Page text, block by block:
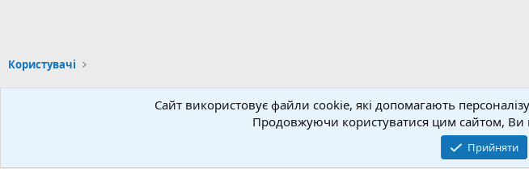
Користувачі
© 2020-2026
Сайт використовує файли cookie, які допомагають
Продовжуючи користуватися цим сайтом, Ви
Прийняти